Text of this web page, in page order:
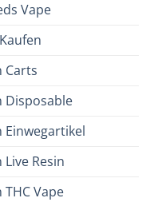
Vape
Carts
Disposable
Einwegartikel
Live Resin
THC Vape